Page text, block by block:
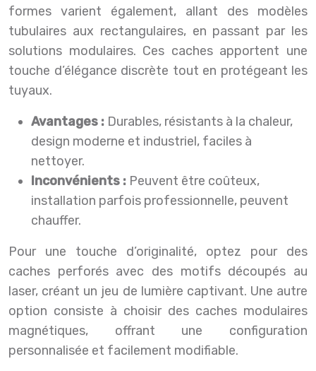
formes varient également, allant des modèles
tubulaires aux rectangulaires, en passant par les
solutions modulaires. Ces caches apportent une
touche d’élégance discrète tout en protégeant les
tuyaux.
Avantages : Durables, résistants à la chaleur,
design moderne et industriel, faciles à
nettoyer.
Inconvénients : Peuvent être coûteux,
installation parfois professionnelle, peuvent
chauffer.
Pour une touche d’originalité, optez pour des
caches perforés avec des motifs découpés au
laser, créant un jeu de lumière captivant. Une autre
option consiste à choisir des caches modulaires
magnétiques, offrant une configuration
personnalisée et facilement modifiable.